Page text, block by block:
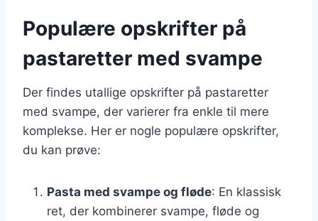
Populære opskrifter på
pastaretter med svampe
Der findes utallige opskrifter på pastaretter
med svampe, der varierer fra enkle til mere
komplekse. Her er nogle populære opskrifter,
du kan prøve:
Pasta med svampe og fløde: En klassisk
ret, der kombinerer svampe, fløde og